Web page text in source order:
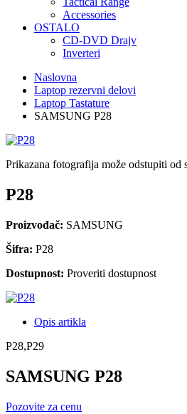
Accessories
OSTALO
CD-DVD Drajv
Inverteri
Naslovna
Laptop rezervni delovi
Laptop Tastature
SAMSUNG P28
Prikazana fotografija može odstupiti od
P28
Proizvođač: SAMSUNG
Šifra: P28
Dostupnost: Proveriti dostupnost
Opis artikla
P28,P29
SAMSUNG P28
Pozovite za cenu